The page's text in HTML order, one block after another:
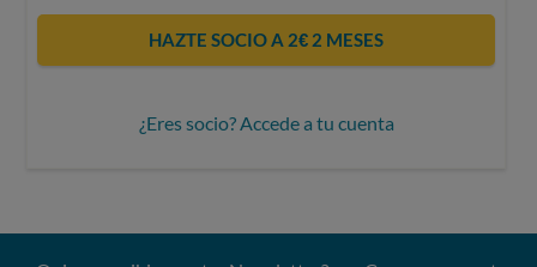
HAZTE SOCIO A 2€ 2 MESES
¿Eres socio? Accede a tu cuenta